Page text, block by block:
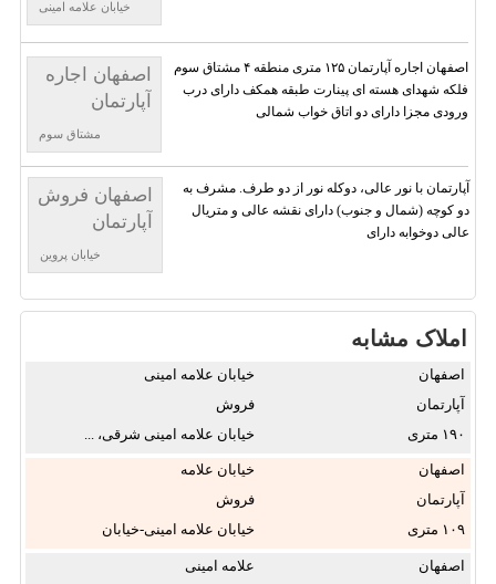
خیابان علامه امینی
اصفهان اجاره
آپارتمان
مشتاق سوم
اصفهان اجاره آپارتمان ۱۲۵ متری منطقه ۴ مشتاق سوم
فلکه شهدای هسته ای پینارت طبقه همکف دارای درب
ورودی مجزا دارای دو اتاق خواب شمالی
اصفهان فروش
آپارتمان
خیابان پروین
آپارتمان با نور عالی، دوکله نور از دو طرف. مشرف به
دو کوچه (شمال و جنوب) دارای نقشه عالی و متریال
عالی دوخوابه دارای
املاک مشابه
اصفهان
خیابان علامه امینی
آپارتمان
فروش
۱۹۰
خیابان علامه امینی شرقی، ...
اصفهان
خیابان علامه
آپارتمان
فروش
۱۰۹
خیابان علامه امینی-خیابان
اصفهان
علامه امینی